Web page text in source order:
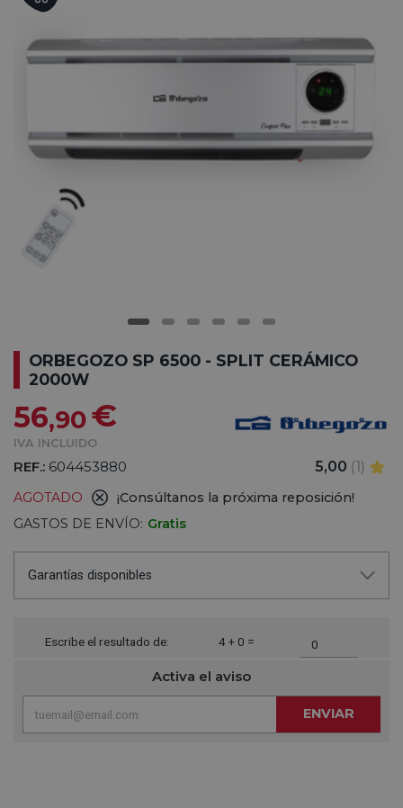
ORBEGOZO SP 6500 - SPLIT CERÁMICO
2000W
56,90€
IVA INCLUIDO
REF.: 604453880 5,00 (1)
AGOTADO
¡Consúltanos la próxima reposición!
GASTOS DE ENVÍO: Gratis
Garantías disponibles
Escribe el resultado de: 4 + 0 =
Activa el aviso
ENVIAR